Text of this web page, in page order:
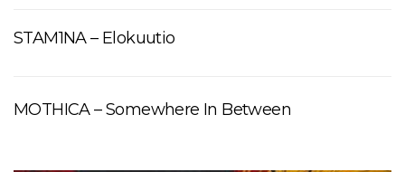
STAM1NA – Elokuutio
MOTHICA – Somewhere In Between